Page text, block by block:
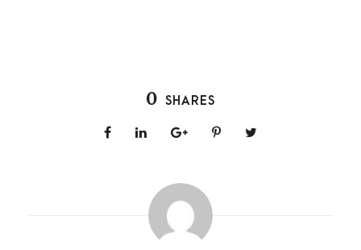
0 SHARES